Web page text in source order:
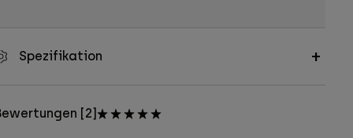
Spezifikation
[2]